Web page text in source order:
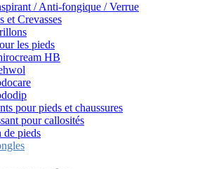
/ Anti-fongique / Verrue
et Crevasses
les pieds
HB
pour pieds et chaussures
pour callosités
de pieds